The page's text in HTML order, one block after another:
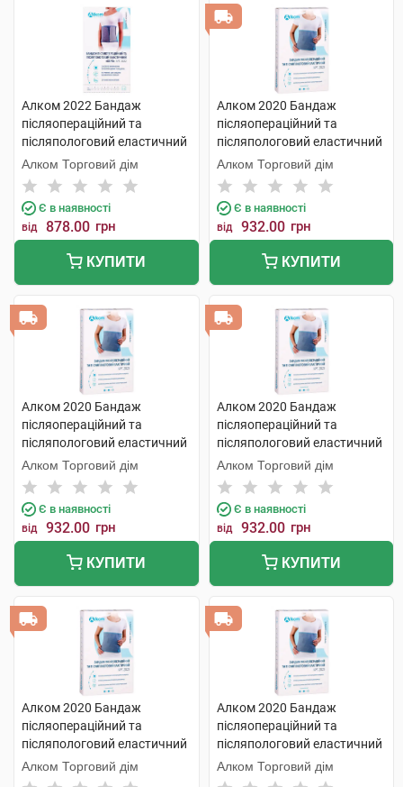
Алком 2022 Бандаж
післяопераційний та
післяпологовий еластичний
Євро розмір 7 1 шт
Алком Торговий дім
Є в наявності
від 878.00 грн
КУПИТИ
Алком 2020 Бандаж
післяопераційний та
післяпологовий еластичний
розмір 2 1 шт
Алком Торговий дім
Є в наявності
від 932.00 грн
КУПИТИ
Алком 2020 Бандаж
післяопераційний та
післяпологовий еластичний
розмір 5 1 шт
Алком Торговий дім
Є в наявності
від 932.00 грн
КУПИТИ
Алком 2020 Бандаж
післяопераційний та
післяпологовий еластичний
розмір 6 1 шт
Алком Торговий дім
Є в наявності
від 932.00 грн
КУПИТИ
Алком 2020 Бандаж
післяопераційний та
післяпологовий еластичний
розмір 3 1 шт
Алком Торговий дім
Алком 2020 Бандаж
післяопераційний та
післяпологовий еластичний
розмір 4 1 шт
Алком Торговий дім